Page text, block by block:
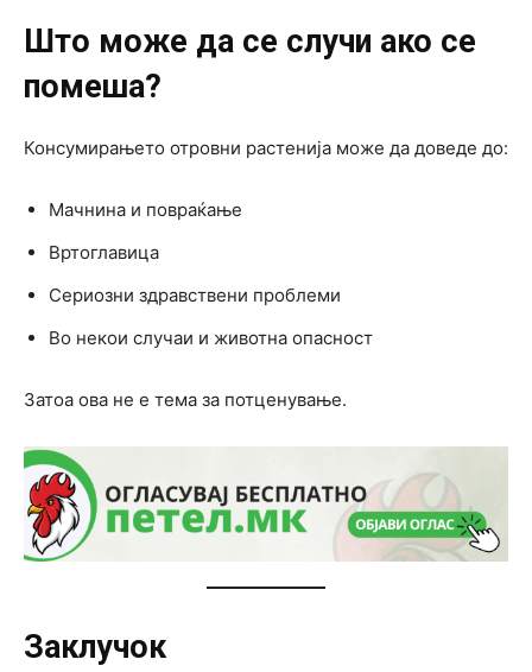
Што може да се случи ако се
помеша?
Консумирањето отровни растенија може да доведе до:
Мачнина и повраќање
Вртоглавица
Сериозни здравствени проблеми
Во некои случаи и животна опасност
Затоа ова не е тема за потценување.
Заклучок